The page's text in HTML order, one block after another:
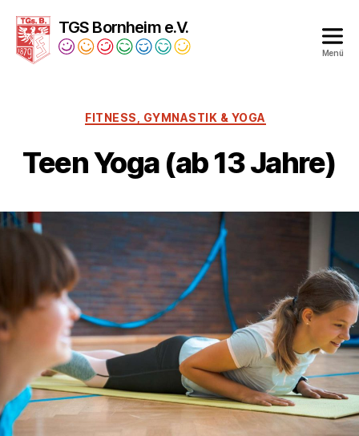
TGS Bornheim e.V.
Menü
FITNESS, GYMNASTIK & YOGA
Teen Yoga (ab 13 Jahre)